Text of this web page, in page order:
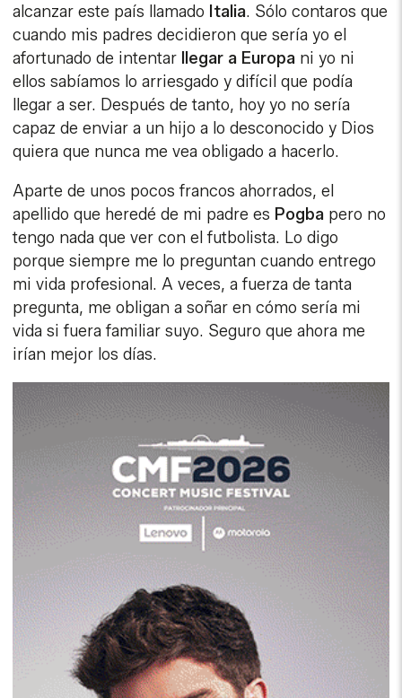
alcanzar este país llamado Italia. Sólo contaros que
cuando mis padres decidieron que sería yo el
afortunado de intentar llegar a Europa ni yo ni
ellos sabíamos lo arriesgado y difícil que podía
llegar a ser. Después de tanto, hoy yo no sería
capaz de enviar a un hijo a lo desconocido y Dios
quiera que nunca me vea obligado a hacerlo.
Aparte de unos pocos francos ahorrados, el
apellido que heredé de mi padre es Pogba pero no
tengo nada que ver con el futbolista. Lo digo
porque siempre me lo preguntan cuando entrego
mi vida profesional. A veces, a fuerza de tanta
pregunta, me obligan a soñar en cómo sería mi
vida si fuera familiar suyo. Seguro que ahora me
irían mejor los días.